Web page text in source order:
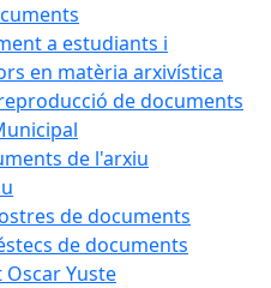
a estudiants i
en matèria arxivística
de documents
de l'arxiu
de documents
de documents
Oscar Yuste